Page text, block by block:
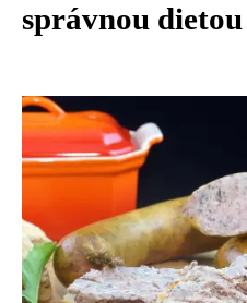
správnou dietou